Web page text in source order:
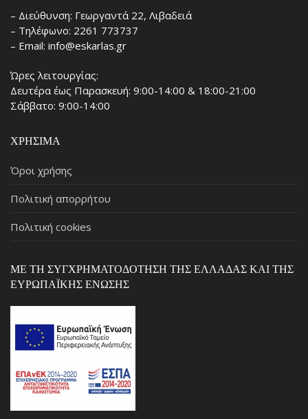
– Διεύθυνση: Γεωργαντά 22, Λιβαδειά
– Τηλέφωνο: 2261 773737
– Email: info@eskarlas.gr
Ώρες λειτουργίας:
Δευτέρα έως Παρασκευή: 9:00-14:00 & 18:00-21:00
Σάββατο: 9:00-14:00
ΧΡΉΣΙΜΑ
Όροι χρήσης
Πολιτική απορρήτου
Πολιτική cookies
ΜΕ ΤΗ ΣΥΓΧΡΗΜΑΤΟΔΌΤΗΣΗ ΤΗΣ ΕΛΛΆΔΑΣ ΚΑΙ ΤΗΣ
ΕΥΡΩΠΑΪΚΉΣ ΈΝΩΣΗΣ